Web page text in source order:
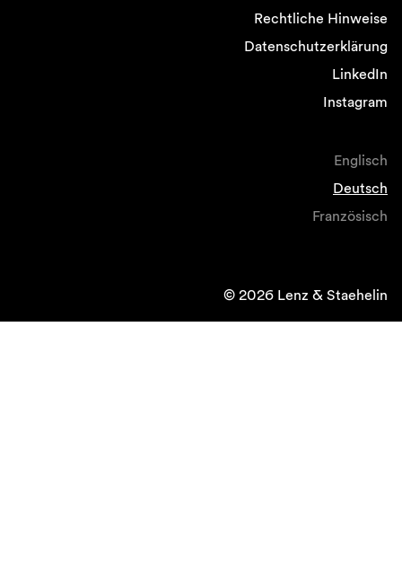
Rechtliche Hinweise
Datenschutzerklärung
LinkedIn
Instagram
Englisch
Deutsch
Französisch
© 2026 Lenz & Staehelin